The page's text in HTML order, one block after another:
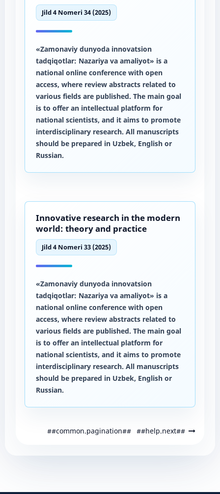
Jild 4 Nomeri 34 (2025)
«Zamonaviy dunyoda innovatsion
tadqiqotlar: Nazariya va amaliyot» is a
national online conference with open
access, where review abstracts related to
various fields are published. The main goal
is to offer an intellectual platform for
national scientists, and it aims to promote
interdisciplinary research. All manuscripts
should be prepared in Uzbek, English or
Russian.
Innovative research in the modern
world: theory and practice
Jild 4 Nomeri 33 (2025)
«Zamonaviy dunyoda innovatsion
tadqiqotlar: Nazariya va amaliyot» is a
national online conference with open
access, where review abstracts related to
various fields are published. The main goal
is to offer an intellectual platform for
national scientists, and it aims to promote
interdisciplinary research. All manuscripts
should be prepared in Uzbek, English or
Russian.
##common.pagination## ##help.next##